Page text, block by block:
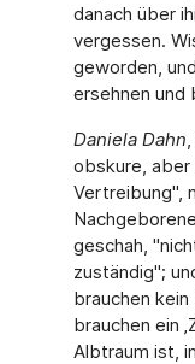
danach über
vergessen.
geworden,
ersehnen und
Daniela Dahn
obskure,
Vertreibung",
geschah,
zuständig";
brauchen
brauchen ein
Albtraum ist,